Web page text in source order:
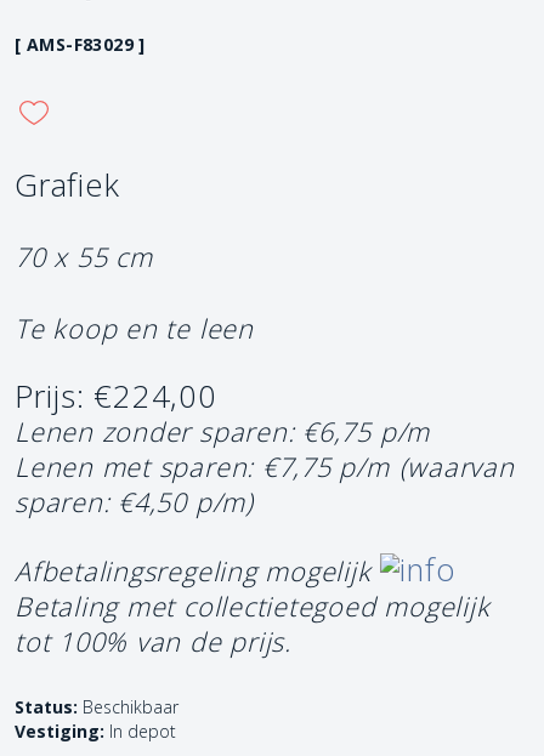
[ AMS-F83029 ]
Grafiek
70 x 55 cm
Te koop en te leen
Prijs: €224,00
Lenen zonder sparen: €6,75 p/m
Lenen met sparen: €7,75 p/m (waarvan
sparen: €4,50 p/m)
Afbetalingsregeling mogelijk
Betaling met collectietegoed mogelijk
tot 100% van de prijs.
Status: Beschikbaar
Vestiging: In depot